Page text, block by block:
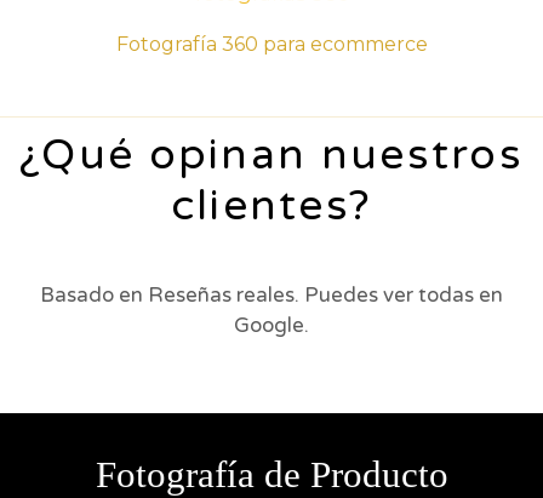
Fotografía 360 para ecommerce
¿Qué opinan nuestros
clientes?
Basado en Reseñas reales. Puedes ver todas en
Google.
Fotografía de Producto